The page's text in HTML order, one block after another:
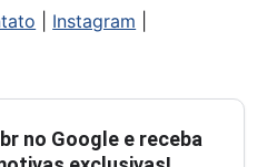
Instagram
no Google e receba